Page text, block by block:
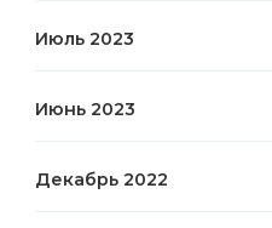
Июль 2023
Июнь 2023
Декабрь 2022